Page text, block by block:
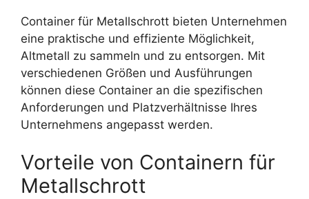
Container für Metallschrott bieten Unternehmen
eine praktische und effiziente Möglichkeit,
Altmetall zu sammeln und zu entsorgen. Mit
verschiedenen Größen und Ausführungen
können diese Container an die spezifischen
Anforderungen und Platzverhältnisse Ihres
Unternehmens angepasst werden.
Vorteile von Containern für
Metallschrott